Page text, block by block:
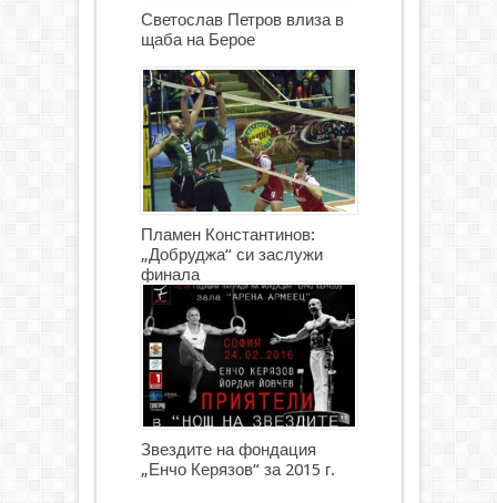
Светослав Петров влиза в
щаба на Берое
Пламен Константинов:
„Добруджа“ си заслужи
финала
Звездите на фондация
„Енчо Керязов“ за 2015 г.